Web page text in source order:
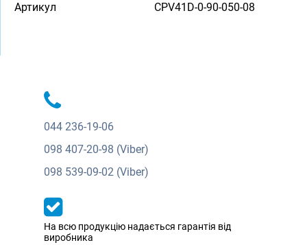
Артикул
CPV41D-0-90-050-08
044 236-19-06
098 407-20-98 (Viber)
098 539-09-02 (Viber)
На всю продукцію надається гарантія від
виробника